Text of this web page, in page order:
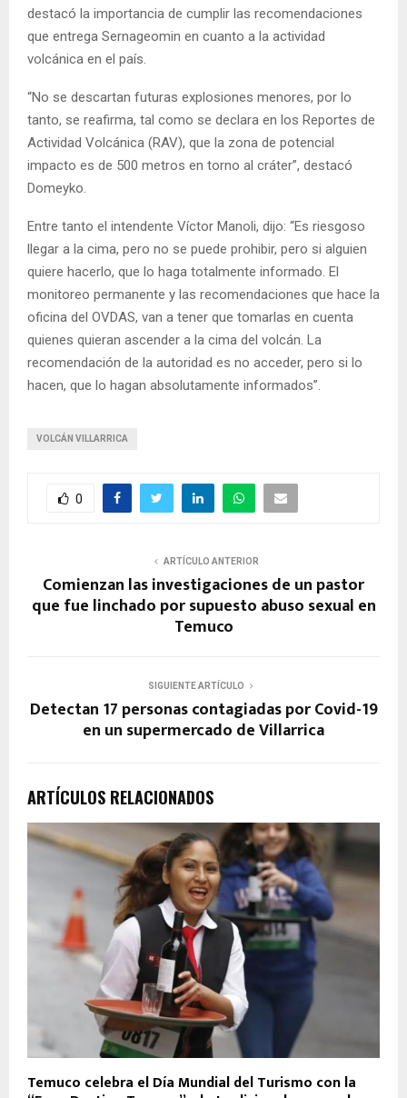
destacó la importancia de cumplir las recomendaciones
que entrega Sernageomin en cuanto a la actividad
volcánica en el país.
“No se descartan futuras explosiones menores, por lo
tanto, se reafirma, tal como se declara en los Reportes de
Actividad Volcánica (RAV), que la zona de potencial
impacto es de 500 metros en torno al cráter”, destacó
Domeyko.
Entre tanto el intendente Víctor Manoli, dijo: “Es riesgoso
llegar a la cima, pero no se puede prohibir, pero si alguien
quiere hacerlo, que lo haga totalmente informado. El
monitoreo permanente y las recomendaciones que hace la
oficina del OVDAS, van a tener que tomarlas en cuenta
quienes quieran ascender a la cima del volcán. La
recomendación de la autoridad es no acceder, pero si lo
hacen, que lo hagan absolutamente informados”.
VOLCÁN VILLARRICA
0
ARTÍCULO ANTERIOR
Comienzan las investigaciones de un pastor
que fue linchado por supuesto abuso sexual en
Temuco
SIGUIENTE ARTÍCULO
Detectan 17 personas contagiadas por Covid-19
en un supermercado de Villarrica
ARTÍCULOS RELACIONADOS
Temuco celebra el Día Mundial del Turismo con la